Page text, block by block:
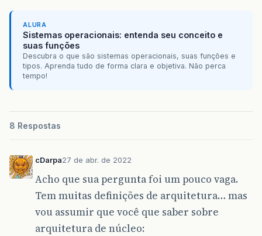
ALURA
Sistemas operacionais: entenda seu conceito e
suas funções
Descubra o que são sistemas operacionais, suas funções e
tipos. Aprenda tudo de forma clara e objetiva. Não perca
tempo!
8 Respostas
cDarpa27 de abr. de 2022
Acho que sua pergunta foi um pouco vaga.
Tem muitas definições de arquitetura… mas
vou assumir que você que saber sobre
arquitetura de núcleo: